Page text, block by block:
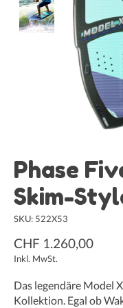
Phase
Skim-
SKU: 522X53
CHF 1.260,00
Inkl. MwSt.
Das legendäre Model
Kollektion. Egal ob